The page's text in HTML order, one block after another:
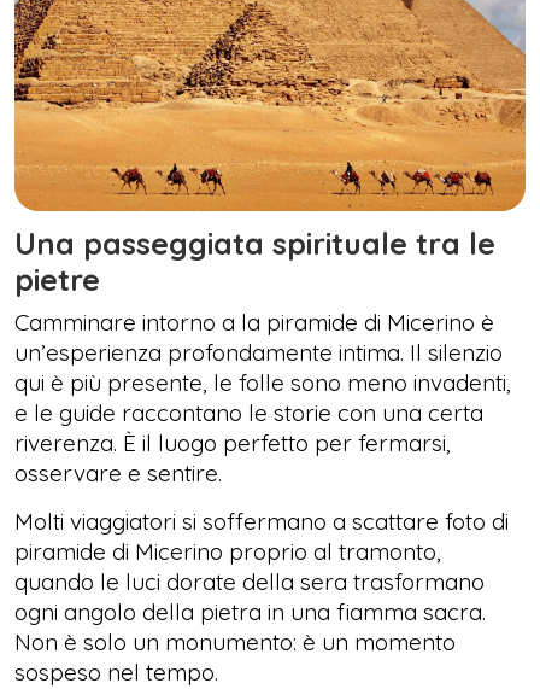
Una passeggiata spirituale tra le
pietre
Camminare intorno a la piramide di Micerino è
un’esperienza profondamente intima. Il silenzio
qui è più presente, le folle sono meno invadenti,
e le guide raccontano le storie con una certa
riverenza. È il luogo perfetto per fermarsi,
osservare e sentire.
Molti viaggiatori si soffermano a scattare foto di
piramide di Micerino proprio al tramonto,
quando le luci dorate della sera trasformano
ogni angolo della pietra in una fiamma sacra.
Non è solo un monumento: è un momento
sospeso nel tempo.